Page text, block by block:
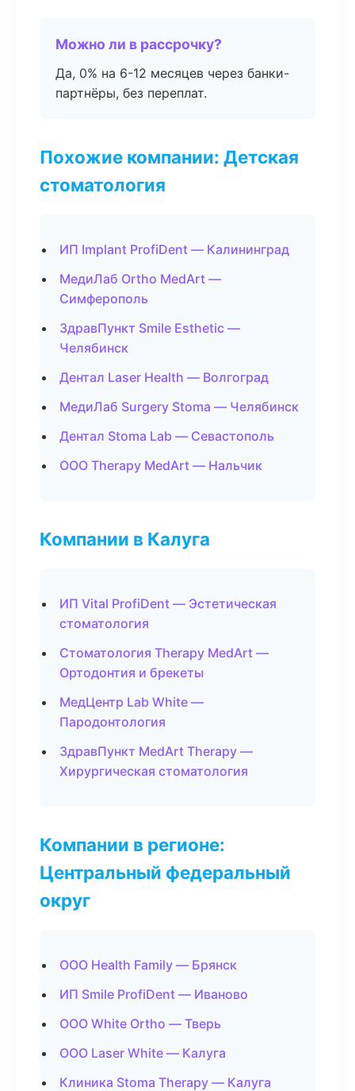
Можно ли в рассрочку?
Да, 0% на 6-12 месяцев через банки-
партнёры, без переплат.
Похожие компании: Детская
стоматология
ИП Implant ProfiDent — Калининград
МедиЛаб Ortho MedArt —
Симферополь
ЗдравПункт Smile Esthetic —
Челябинск
Дентал Laser Health — Волгоград
МедиЛаб Surgery Stoma — Челябинск
Дентал Stoma Lab — Севастополь
ООО Therapy MedArt — Нальчик
Компании в Калуга
ИП Vital ProfiDent — Эстетическая
стоматология
Стоматология Therapy MedArt —
Ортодонтия и брекеты
МедЦентр Lab White —
Пародонтология
ЗдравПункт MedArt Therapy —
Хирургическая стоматология
Компании в регионе:
Центральный федеральный
округ
ООО Health Family — Брянск
ИП Smile ProfiDent — Иваново
ООО White Ortho — Тверь
ООО Laser White — Калуга
Клиника Stoma Therapy — Калуга